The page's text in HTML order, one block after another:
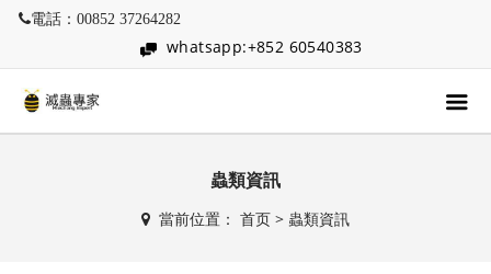
電話：00852 37264282
whatsapp:+852 60540383
蟲類資訊
當前位置： 首页> 蟲類資訊